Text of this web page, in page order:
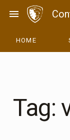
menu
HOME
Tag: